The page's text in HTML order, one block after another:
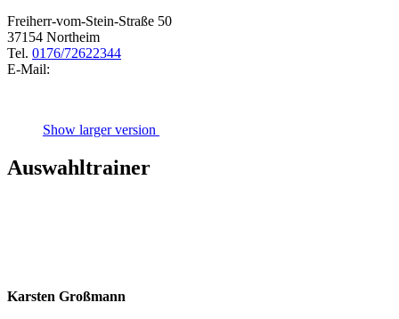
Freiherr-vom-Stein-Straße 50
37154 Northeim
Tel. 0176/72622344
E-Mail:
Show larger version
Auswahltrainer
Karsten Großmann